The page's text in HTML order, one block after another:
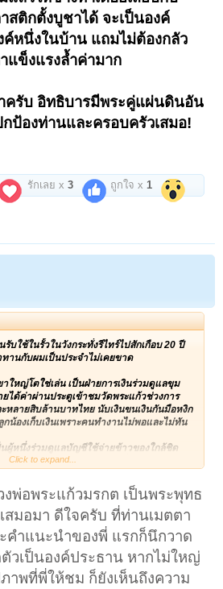
สติกตั้งบูชาได้ จะเป็นองค์
หนึ่งในบ้าน แถมไม่ต้องกลัว
แข็งแรงล้ำค่ามาก
รับ อิทธิบารมีพระคู่แผ่นดินอัน
ป้องท่านและครอบครัวเสมอ!
รักเลย x3 ถูกใจ x 1
บใช้ในรั้วในวังกระทั่งรีไทร์ไปสักเกือบ 20 ปี
านกับผมเป็นประจำไม่เคยขาด
ใหญ่โตใช่เล่น เป็นฝ่ายการเงินร่วมดูแลขุม
ยได้ค่าผ่านประตูเข้าชมวัดพระแก้วช่วงการ
ะหลายสิบล้านบาทไทย นับเงินขนเงินกันมือหงิก
น้องเก็บเงินเพราะคนทำงานไม่พอและไม่ทัน
ผู้หนึ่งร่วมดูแลบัญชีใช้จ่ายข้าวของใกล้ชิด
อะไรเป็นอะไร? มีอะไรบ้างที่เป็นของมีค่า!
แก้ว กรุวัดพระแก้วมีจริงมั้ย?
พวกช่างบางคนแอบขนแอบขโมยไปมหาศาล
ด้บ้างไม่น้อย บางส่วนท่านก็แจกข้าราช
อีกมากส่วนก็เอากลับบรรจุไว้ที่เดิมหลังจาก
อหลายสิบปีก่อน...เอ้า ให้มรึง!
Click to expand...
งพ่อพระแก้วมรกต เป็นพระพุทธ
มอมา ดีใจครับ ที่ท่านเมตตา
คำแนะนำของพี่ แรกก็นึกวาด
วเป็นองค์ประธาน หากไม่ใหญ่
าพที่พี่ให้ชม ก็ยังเห็นถึงความ